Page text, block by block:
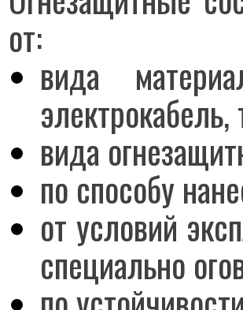
от:
вида
электрокабель,
вида
по способу
от условий
специально